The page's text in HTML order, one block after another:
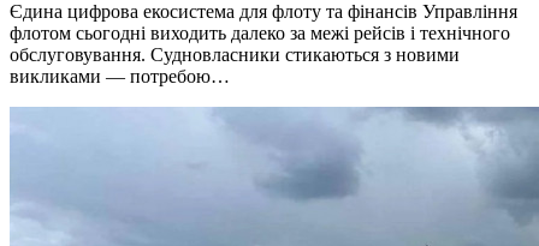
Єдина цифрова екосистема для флоту та фінансів Управління
флотом сьогодні виходить далеко за межі рейсів і технічного
обслуговування. Судновласники стикаються з новими
викликами — потребою…